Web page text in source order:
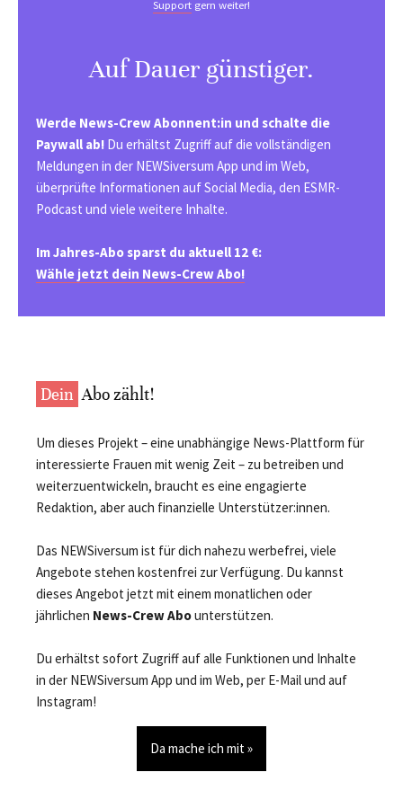
Support gern weiter!
Auf Dauer günstiger.
Werde News-Crew Abonnent:in und schalte die
Paywall ab! Du erhältst Zugriff auf die vollständigen
Meldungen in der NEWSiversum App und im Web,
überprüfte Informationen auf Social Media, den ESMR-
Podcast und viele weitere Inhalte.
Im Jahres-Abo sparst du aktuell 12 €:
Wähle jetzt dein News-Crew Abo!
Dein Abo zählt!
Um dieses Projekt – eine unabhängige News-Plattform für
interessierte Frauen mit wenig Zeit – zu betreiben und
weiterzuentwickeln, braucht es eine engagierte
Redaktion, aber auch finanzielle Unterstützer:innen.
Das NEWSiversum ist für dich nahezu werbefrei, viele
Angebote stehen kostenfrei zur Verfügung. Du kannst
dieses Angebot jetzt mit einem monatlichen oder
jährlichen News-Crew Abounterstützen.
Du erhältst sofort Zugriff auf alle Funktionen und Inhalte
in der NEWSiversum App und im Web, per E-Mail und auf
Instagram!
Da mache ich mit »